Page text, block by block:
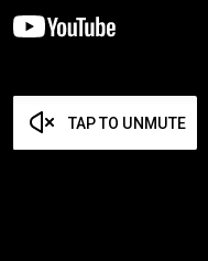
TAP TO UNMUTE